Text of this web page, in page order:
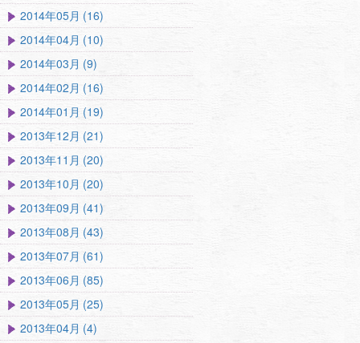
2014年05月 (16)
2014年04月 (10)
2014年03月 (9)
2014年02月 (16)
2014年01月 (19)
2013年12月 (21)
2013年11月 (20)
2013年10月 (20)
2013年09月 (41)
2013年08月 (43)
2013年07月 (61)
2013年06月 (85)
2013年05月 (25)
2013年04月 (4)